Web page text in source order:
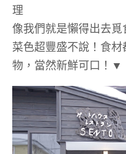
理
像我們就是懶得出去
菜色超豐盛不說！食
物，當然新鮮可口！▼